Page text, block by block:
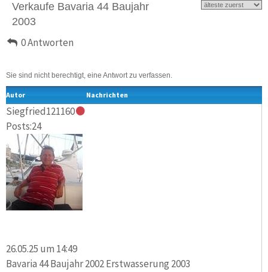
Verkaufe Bavaria 44 Baujahr
2003
0 Antworten
Sie sind nicht berechtigt, eine Antwort zu verfassen.
Autor Nachrichten
Siegfried121160
Posts:24
26.05.25 um 14:49
Bavaria 44 Baujahr 2002 Erstwasserung 2003